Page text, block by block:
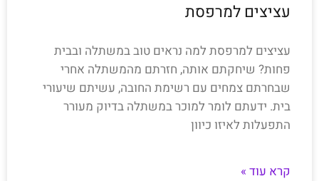
עציצים למרפסת
עציצים למרפסת למה נראים טוב במשתלה ובבית
פחות? שיחקתם אותה, חזרתם מהמשתלה אחרי
שבחרתם צמחים עם רשימת החובה, עשיתם שיעורי
בית. ידעתם לומר למוכר במשתלה בדיוק מעורר
התפעלות לאיזו כיוון
קרא עוד »